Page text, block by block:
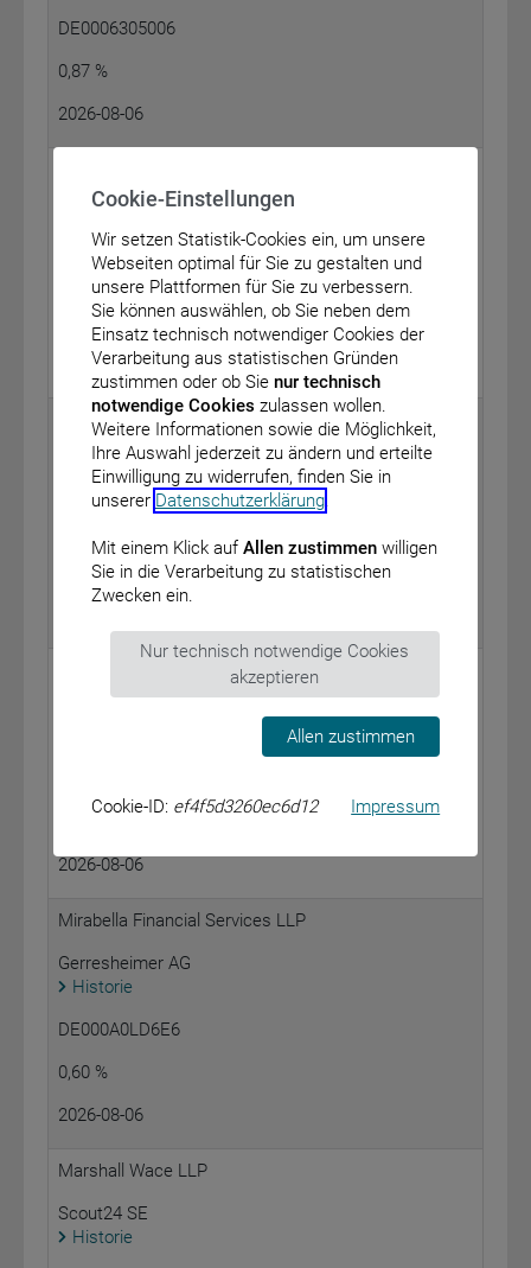
DE0006305006
0,87 %
2026-08-06
LPKF Laser & Electronics SE
Historie
DE0006450000
0,81 %
2026-08-06
Kintbury Capital LLP
Nemetschek SE
Historie
0,65 %
Arrowstreet Capital, Limited Partnership
2026-08-06
Mirabella Financial Services LLP
Gerresheimer AG
Historie
DE000A0LD6E6
0,60 %
2026-08-06
Marshall Wace LLP
Scout24 SE
Historie
Cookie-Einstellungen
Wir setzen Statistik-Cookies ein, um unsere
Webseiten optimal für Sie zu gestalten und
unsere Plattformen für Sie zu verbessern.
Sie können auswählen, ob Sie neben dem
Einsatz technisch notwendiger Cookies der
Verarbeitung aus statistischen Gründen
zustimmen oder ob Sie nur technisch
notwendige Cookies zulassen wollen.
Weitere Informationen sowie die Möglichkeit,
Ihre Auswahl jederzeit zu ändern und erteilte
Einwilligung zu widerrufen, finden Sie in
unserer Datenschutzerklärung.
Mit einem Klick auf Allen zustimmenwilligen
Sie in die Verarbeitung zu statistischen
Zwecken ein.
Nur technisch notwendige Cookies
akzeptieren
Allen zustimmen
Cookie-ID: ef4f5d3260ec6d12 Impressum